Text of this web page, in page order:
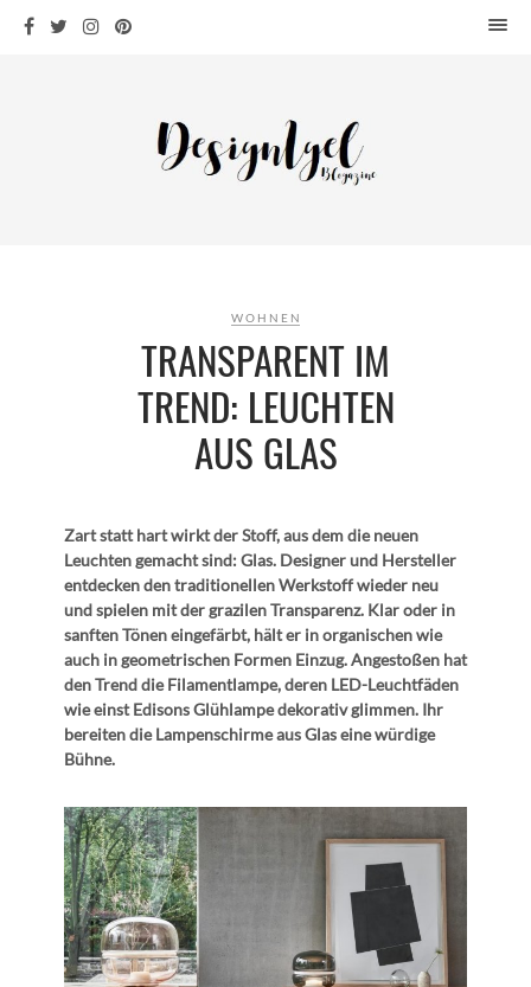
WOHNEN
KÜCHE
ARCHITEKTUR
ÜBER MICH
KONTAKT
WOHNEN
TRANSPARENT IM
TREND: LEUCHTEN
AUS GLAS
Zart statt hart wirkt der Stoff, aus dem die neuen
Leuchten gemacht sind: Glas. Designer und Hersteller
entdecken den traditionellen Werkstoff wieder neu
und spielen mit der grazilen Transparenz. Klar oder in
sanften Tönen eingefärbt, hält er in organischen wie
auch in geometrischen Formen Einzug. Angestoßen hat
den Trend die Filamentlampe, deren LED-Leuchtfäden
wie einst Edisons Glühlampe dekorativ glimmen. Ihr
bereiten die Lampenschirme aus Glas eine würdige
Bühne.